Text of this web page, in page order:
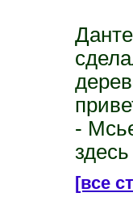
-
[все